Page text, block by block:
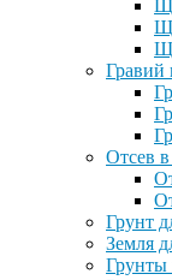
Гравий
Отсев
Грунт
Земля
Грунты